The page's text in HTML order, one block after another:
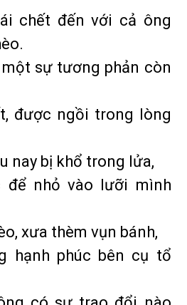
chết đến với cả ông
sự tương phản còn
được ngồi trong lòng
nay bị khổ trong lửa,
để nhỏ vào lưỡi mình
xưa thèm vụn bánh,
hạnh phúc bên cụ tổ